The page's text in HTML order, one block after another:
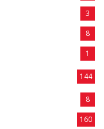
3
8
1
144
8
160